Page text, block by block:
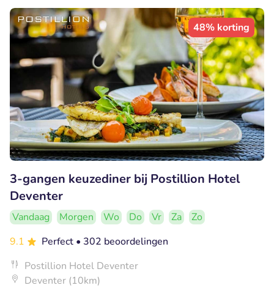
48% korting
3-gangen keuzediner bij Postillion Hotel
Deventer
Vandaag Morgen Wo Do Vr Za
Zo
9.1
Perfect • 302 beoordelingen
Postillion Hotel Deventer
Deventer (10km)